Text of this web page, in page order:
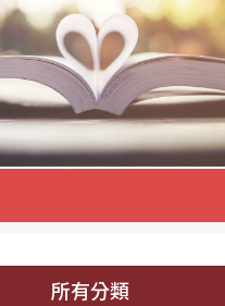
愛
家
庭
服
務
所有分類